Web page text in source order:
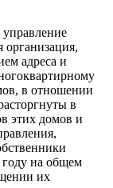
адреса и
в отношении
в
этих домов и
на общем
их